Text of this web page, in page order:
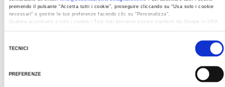
premendo il pulsante “Accetta tutti i cookie”, proseguire cliccando su “Usa solo i cookie
necessari" o gestire le tue preferenze facendo clic su “Personalizza”.
Qualora acconsenti a tutti i cookie i Tuoi dati potranno essere trasferiti da Google in USA,
TECNICI
PREFERENZEClicca qui per tutti gli